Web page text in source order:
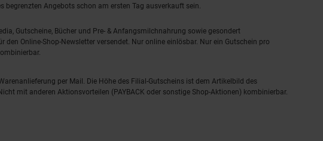
Angebots schon am ersten Tag ausverkauft sein.
Gutscheine, Bücher und Pre- & Anfangsmilchnahrung sowie gesondert
Online-Shop-Newsletter versendet. Nur online einlösbar. Nur ein Gutschein pro
per Mail. Die Höhe des Filial-Gutscheins ist dem Artikelbild des
mit anderen Aktionsvorteilen (PAYBACK oder sonstige Shop-Aktionen) kombinierbar.